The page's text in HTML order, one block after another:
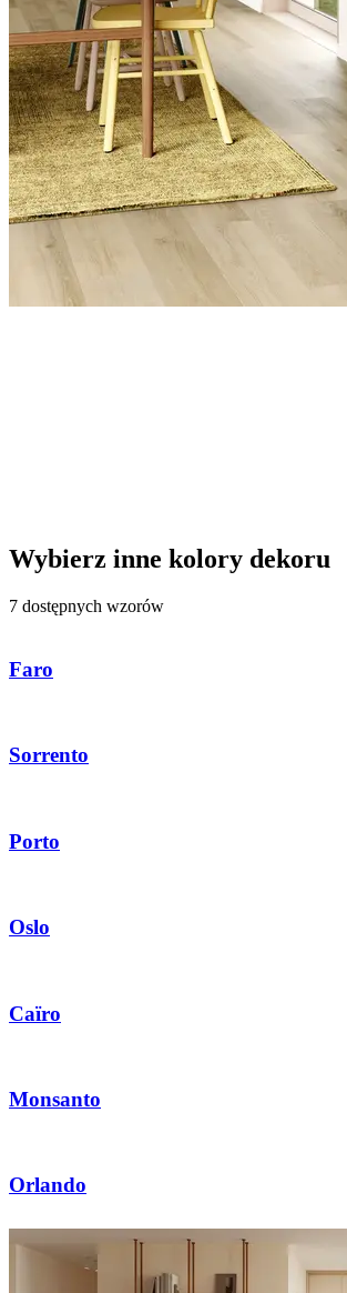
Wybierz inne kolory dekoru
7 dostępnych wzorów
Faro
Sorrento
Porto
Oslo
Caïro
Monsanto
Orlando